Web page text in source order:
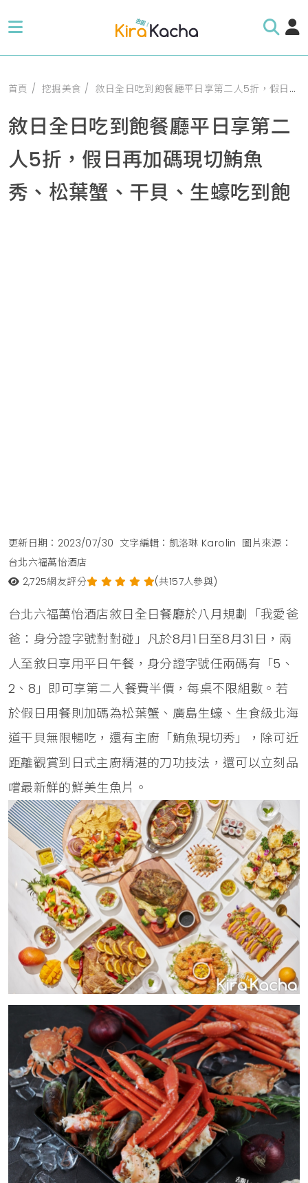
首頁 挖掘美食 敘日全日吃到飽餐廳平日享第二人5折，假日再加碼現切鮪魚秀、松葉蟹、干貝、生蠔吃到飽
敘日全日吃到飽餐廳平日享第二
人5折，假日再加碼現切鮪魚
秀、松葉蟹、干貝、生蠔吃到飽
更新日期：2023/07/30 文字編輯：凱洛琳 Karolin 圖片來源：
台北六福萬怡酒店
2,725網友評分 (共157人參與)
台北六福萬怡酒店敘日全日餐廳於八月規劃「我愛爸
爸：身分證字號對對碰」凡於8月1日至8月31日，兩
人至敘日享用平日午餐，身分證字號任兩碼有「5、
2、8」即可享第二人餐費半價，每桌不限組數。若
於假日用餐則加碼為松葉蟹、廣島生蠔、生食級北海
道干貝無限暢吃，還有主廚「鮪魚現切秀」，除可近
距離觀賞到日式主廚精湛的刀功技法，還可以立刻品
嚐最新鮮的鮮美生魚片。